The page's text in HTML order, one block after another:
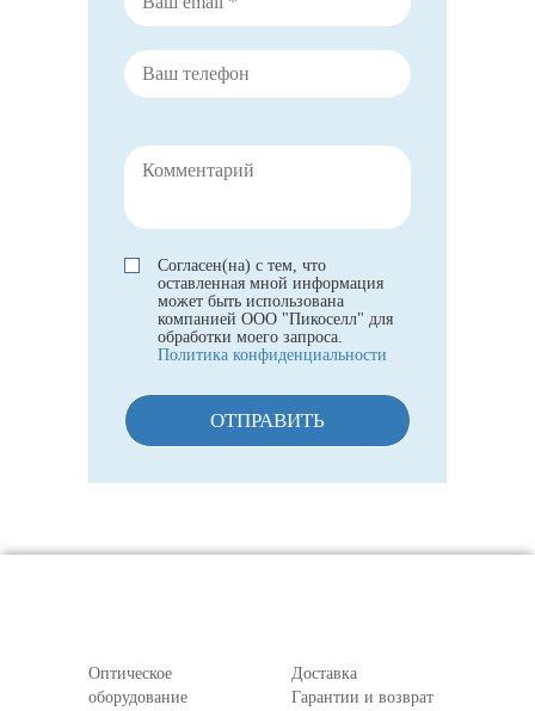
Согласен(на) с тем, что
оставленная мной информация
может быть использована
компанией ООО "Пикоселл" для
обработки моего запроса.
Политика конфиденциальности
ОТПРАВИТЬ
Оптическое
оборудование
Доставка
Гарантии и возврат